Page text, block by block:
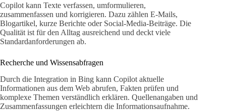
Copilot kann Texte verfassen, umformulieren,
zusammenfassen und korrigieren. Dazu zählen E-Mails,
Blogartikel, kurze Berichte oder Social-Media-Beiträge. Die
Qualität ist für den Alltag ausreichend und deckt viele
Standardanforderungen ab.
Recherche und Wissensabfragen
Durch die Integration in Bing kann Copilot aktuelle
Informationen aus dem Web abrufen, Fakten prüfen und
komplexe Themen verständlich erklären. Quellenangaben und
Zusammenfassungen erleichtern die Informationsaufnahme.